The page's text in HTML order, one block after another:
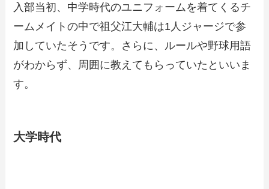
入部当初、中学時代のユニフォームを着てくるチ
ームメイトの中で祖父江大輔は1人ジャージで参
加していたそうです。さらに、ルールや野球用語
がわからず、周囲に教えてもらっていたといいま
す。
大学時代